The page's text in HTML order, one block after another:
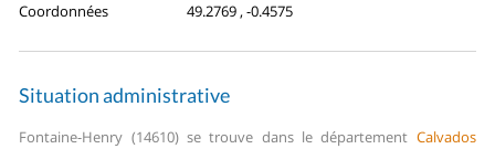
Coordonnées
49.2769 , -0.4575
Situation administrative
Fontaine-Henry (14610) se trouve dans le département Calvados